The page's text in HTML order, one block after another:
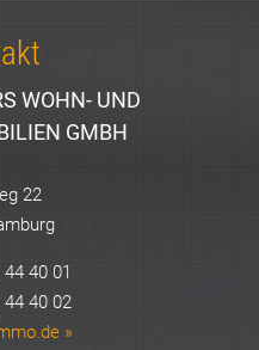
WOHN- UND
GMBH
22
40 01
40 02
»